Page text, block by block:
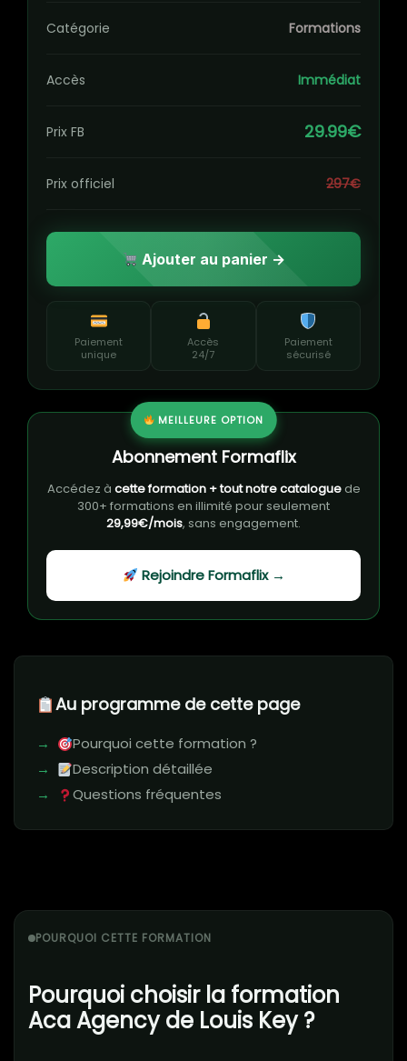
Au programme de cette page
Pourquoi cette formation ?
Description détaillée
Questions fréquentes
POURQUOI CETTE FORMATION
Pourquoi choisir la formation
Aca Agency de Louis Key ?
Catégorie Formations
Accès Immédiat
Prix FB 29.99€
Prix officiel 297€
Ajouter au panier →
Paiement
unique
Accès
24/7
Paiement
sécurisé
MEILLEURE OPTION
Abonnement Formaflix
Accédez à cette formation + tout notre cataloguede
300+ formations en illimité pour seulement
29,99€/mois, sans engagement.
Rejoindre Formaflix →